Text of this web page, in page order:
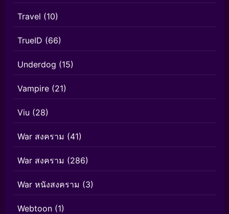
Travel (10)
TrueID (66)
Underdog (15)
Vampire (21)
Viu (28)
War สงคราม (41)
War สงคราม (286)
War หนังสงคราม (3)
Webtoon (1)